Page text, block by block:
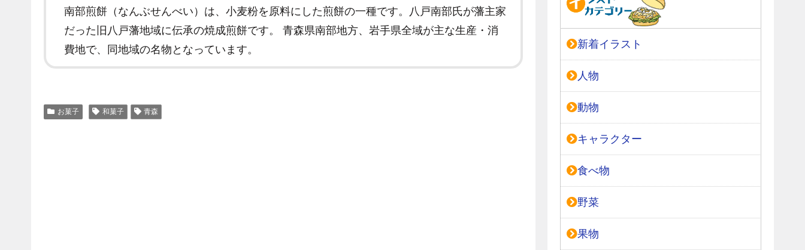
南部煎餅（なんぶせんべい）は、小麦粉を原料にした煎餅の一種です。八戸南部氏が藩主家
だった旧八戸藩地域に伝承の焼成煎餅です。 青森県南部地方、岩手県全域が主な生産・消
費地で、同地域の名物となっています。
お菓子 和菓子 青森
新着イラスト
人物
動物
キャラクター
食べ物
野菜
果物